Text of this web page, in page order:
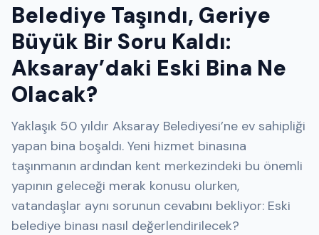
Belediye Taşındı, Geriye
Büyük Bir Soru Kaldı:
Aksaray’daki Eski Bina Ne
Olacak?
Yaklaşık 50 yıldır Aksaray Belediyesi’ne ev sahipliği
yapan bina boşaldı. Yeni hizmet binasına
taşınmanın ardından kent merkezindeki bu önemli
yapının geleceği merak konusu olurken,
vatandaşlar aynı sorunun cevabını bekliyor: Eski
belediye binası nasıl değerlendirilecek?